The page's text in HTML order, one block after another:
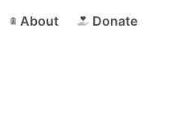
About Donate